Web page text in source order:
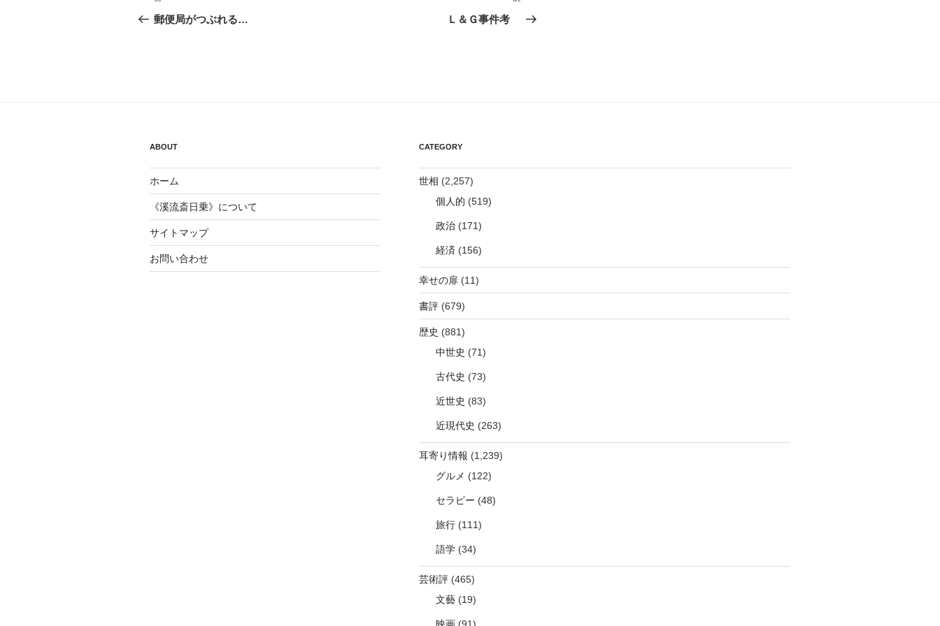
稿
シ
ョ
ン
の
郵便局がつぶれる…
の
Ｌ＆Ｇ事件考
ABOUT
ホーム
《溪流斎日乗》について
サイトマップ
お問い合わせ
CATEGORY
世相 (2,257)
個人的 (519)
政治(171)
経済(156)
幸せの扉(11)
書評(679)
歴史 (881)
中世史 (71)
古代史 (73)
近世史 (83)
近現代史 (263)
耳寄り情報 (1,239)
グルメ (122)
セラピー (48)
旅行(111)
語学(34)
芸術評(465)
文藝(19)